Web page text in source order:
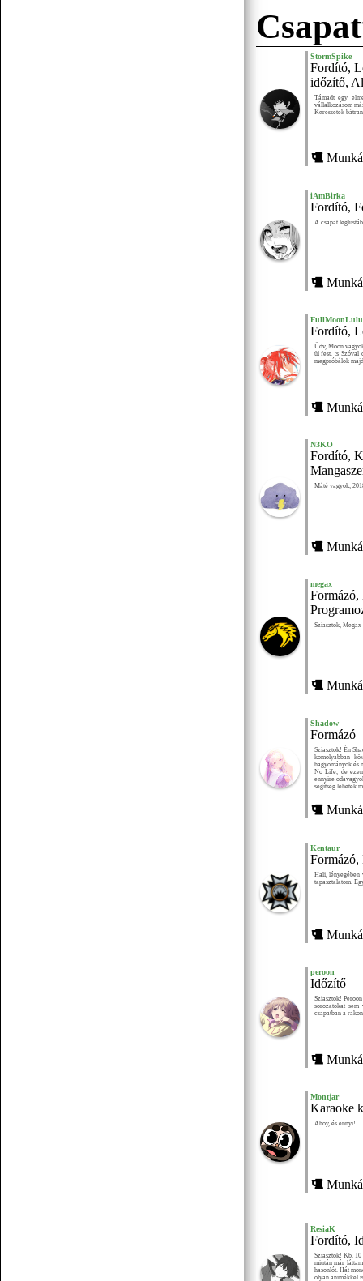
StormSpike
Fordító,
időzítő,
Támadt egy
vállalkozásom
Keressetek
iAmBirka
Fordító,
A csapat
FullMoonLulu
Fordító,
Üdv, Moon
ül fest. :s Szóval
megpróbálok
N3KO
Fordító,
Máté vagyok,
megax
Formázó,
Sziasztok, Megax
Shadow
Formázó
Sziasztok! Én
komolyabban
hagyományok és
No Life, de
ennyire
segítség lehetek
Kentaur
Formázó,
Hali, lényegében
tapasztalatom.
peroon
Időzítő
Sziasztok!
sorozatokat
csapatban a
Montjar
Karaoke
Ahoy, és ennyi!
ResiaK
Fordító,
Sziasztok! Kb.
miután már
hasonlót. Hát
olyan animékkel